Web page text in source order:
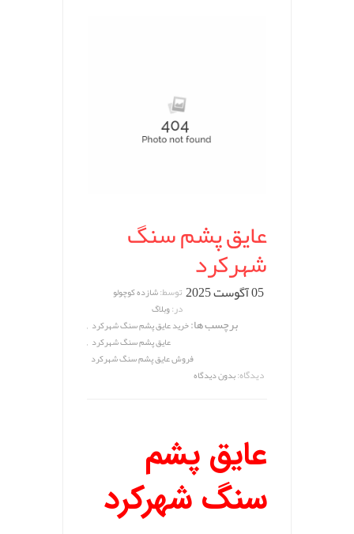
عایق پشم سنگ
شهرکرد
05 آگوست 2025 توسط:شازده کوچولو
در:وبلاگ
برچسب ها:خرید عایق پشم سنگ شهرکرد ,
عایق پشم سنگ شهرکرد ,
فروش عایق پشم سنگ شهرکرد
دیدگاه:بدون دیدگاه
عایق پشم
سنگ شهرکرد